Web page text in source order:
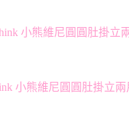
小熊維尼圓圓肚掛立兩